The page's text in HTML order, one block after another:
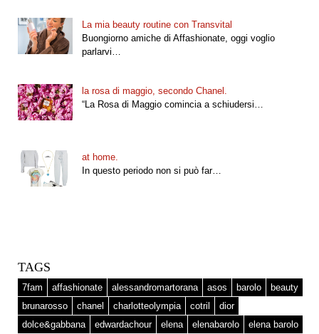
La mia beauty routine con Transvital
Buongiorno amiche di Affashionate, oggi voglio
parlarvi…
la rosa di maggio, secondo Chanel.
“La Rosa di Maggio comincia a schiudersi…
at home.
In questo periodo non si può far…
TAGS
7fam affashionate alessandromartorana asos barolo
beauty
brunarosso
chanel charlotteolympia cotril
dior
dolce&gabbana
edwardachour elena elenabarolo elena barolo